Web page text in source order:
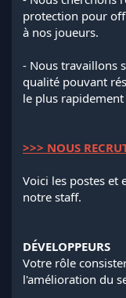
protection pour
à nos joueurs.
- Nous travaillons
qualité pouvant
le plus
>>> NOUS
Voici les postes et
notre staff.
DÉVELOPPEURS
Votre rôle
l'amélioration du